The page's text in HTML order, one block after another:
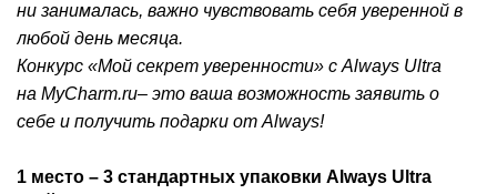
ни занималась, важно чувствовать себя уверенной в
любой день месяца.
Конкурс «Мой секрет уверенности» с Always Ultra
на MyCharm.ru– это ваша возможность заявить о
себе и получить подарки от Always!
1 место – 3 стандартных упаковки Always Ultra